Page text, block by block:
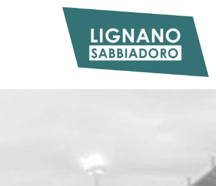
Top